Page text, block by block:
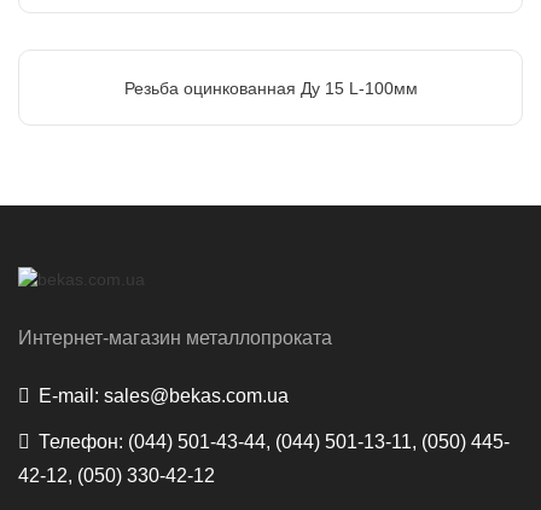
Резьба оцинкованная Ду 15 L-100мм
Интернет-магазин металлопроката
E-mail: sales@bekas.com.ua
Телефон: (044) 501-43-44, (044) 501-13-11, (050) 445-
42-12, (050) 330-42-12